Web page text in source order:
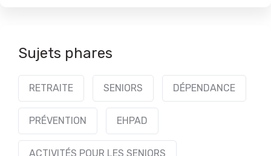
Sujets phares
RETRAITE SENIORS DÉPENDANCE
PRÉVENTION EHPAD
ACTIVITÉS POUR LES SENIORS